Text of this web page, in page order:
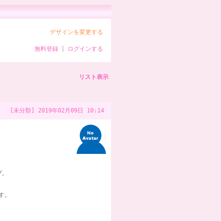
デザインを変更する
無料登録 ログインする
リスト表示
[未分類] 2019年02月09日 10:14
。